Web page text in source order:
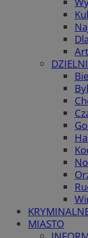
MIASTO